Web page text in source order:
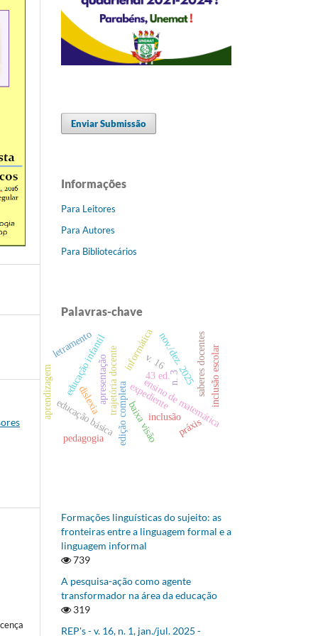
Enviar Submissão
Informações
Para Leitores
Para Autores
Para Bibliotecários
Palavras-chave
edição completa
v. 16
n. 3
nov./dez. 2025
43 ed.
expediente
apresentação ensino de matemática
trajetória docente inclusão escolar
baixa visão
educação básica
educação infantil
inclusão
letramento informática
práxis
pedagogia
saberes docentes
dislexia
aprendizagem
Formações linguísticas do sujeito: as
fronteiras entre a linguagem formal e a
linguagem informal
739
A pesquisa-ação como agente
transformador na área da educação
319
REP's - v. 16, n. 1, jan./jul. 2025 -